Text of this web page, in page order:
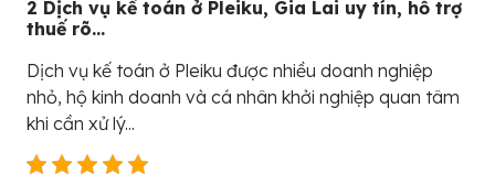
2 Dịch vụ kế toán ở Pleiku, Gia Lai uy tín, hỗ trợ
thuế rõ...
Dịch vụ kế toán ở Pleiku được nhiều doanh nghiệp
nhỏ, hộ kinh doanh và cá nhân khởi nghiệp quan tâm
khi cần xử lý...